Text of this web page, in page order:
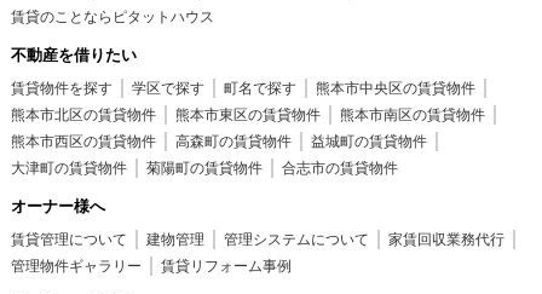
賃貸のことならピタットハウス
不動産を借りたい
賃貸物件を探す 学区で探す 町名で探す
熊本市中央区の賃貸物件
熊本市北区の賃貸物件
熊本市東区の賃貸物件
熊本市南区の賃貸物件
熊本市西区の賃貸物件
高森町の賃貸物件
益城町の賃貸物件
大津町の賃貸物件
菊陽町の賃貸物件 合志市の賃貸物件
オーナー様へ
賃貸管理について 建物管理 管理システムについて
家賃回収業務代行
管理物件ギャラリー
賃貸リフォーム事例